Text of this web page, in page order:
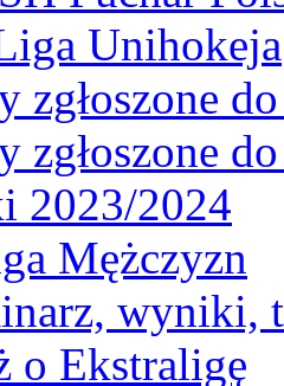
Unihokeja
zgłoszone
zgłoszone
2023/2024
Mężczyzn
wyniki,
o Ekstraligę